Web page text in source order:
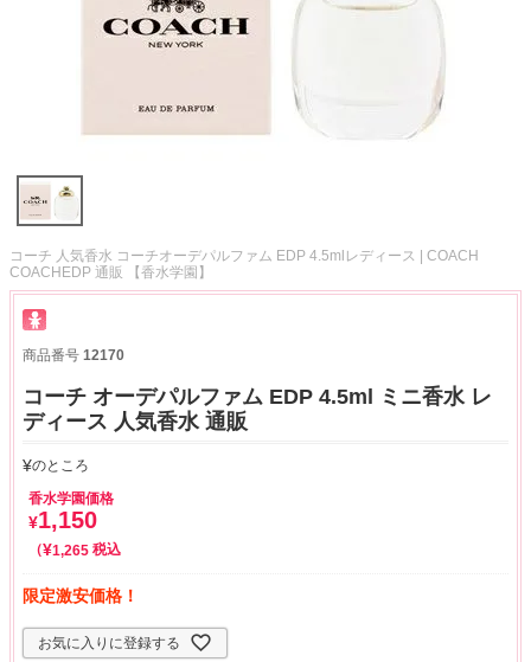
コーチ 人気香水 コーチオーデパルファム EDP 4.5mlレディース | COACH
COACHEDP 通販 【香水学園】
商品番号 12170
コーチ オーデパルファム EDP 4.5ml ミニ香水 レ
ディース 人気香水 通販
¥のところ
香水学園価格
¥1,150
¥1,265 税込
限定激安価格！
お気に入りに登録する